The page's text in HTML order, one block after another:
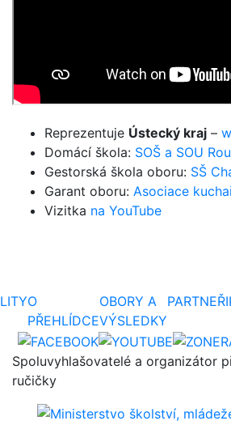
Reprezentuje Ústecký kraj –
Domácí škola: SOŠ a SOU
Gestorská škola oboru: SŠ
Garant oboru: Asociace
Vizitka na YouTube
O
PŘEHLÍDCE
OBORY A
VÝSLEDKY
PARTNEŘI
Spoluvyhlašovatelé a organizátor
ručičky